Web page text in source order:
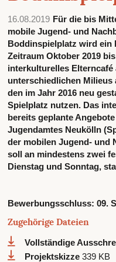
16.08.2019 Für die bis
mobile Jugend- und
Boddinspielplatz wird ein
Zeitraum Oktober 2019
interkulturelles Elterncafé
unterschiedlichen
den im Jahr 2016 neu
Spielplatz nutzen. Das
bereits geplante
Jugendamtes Neukölln
der mobilen Jugend- und
soll an mindestens zwei
Dienstag und Sonntag,
Bewerbungsschluss: 09.
Zugehörige Dateien
Vollständige
Projektskizze 339 KB